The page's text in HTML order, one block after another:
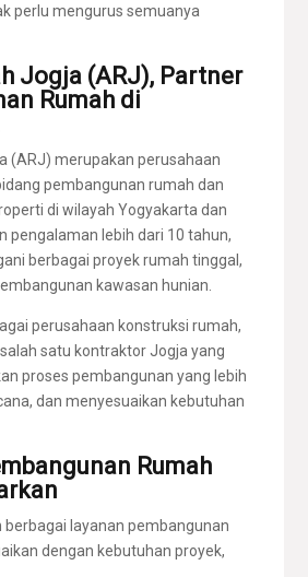
perlu mengurus semuanya
Jogja (ARJ), Partner
Rumah di
(ARJ) merupakan perusahaan
pembangunan rumah dan
di wilayah Yogyakarta dan
pengalaman lebih dari 10 tahun,
berbagai proyek rumah tinggal,
kawasan hunian.
perusahaan konstruksi rumah,
satu kontraktor Jogja yang
proses pembangunan yang lebih
dan menyesuaikan kebutuhan
Rumah
berbagai layanan pembangunan
dengan kebutuhan proyek,